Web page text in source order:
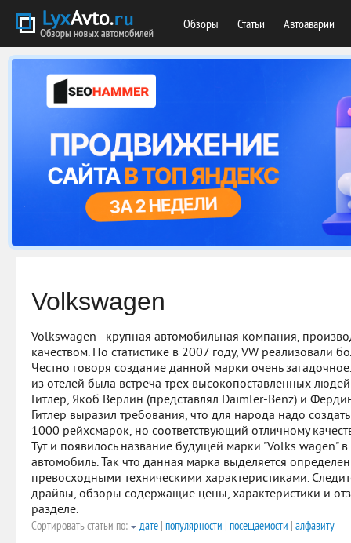
Обзоры Статьи Автоаварии
Volkswagen
Volkswagen - крупная автомобильная компания,
качеством. По статистике в 2007 году, VW реализовали
Честно говоря создание данной марки очень
из отелей была встреча трех высокопоставленных
Гитлер, Якоб Верлин (представлял Daimler-Benz) и
Гитлер выразил требования, что для народа надо
1000 рейхсмарок, но соответствующий отличному
Тут и появилось название будущей марки "Volks wagen"
автомобиль. Так что данная марка выделяется
превосходными техническими характеристиками.
драйвы, обзоры содержащие цены, характеристики и
разделе.
Сортировать статьи по: дате | популярности | посещаемости | алфавиту